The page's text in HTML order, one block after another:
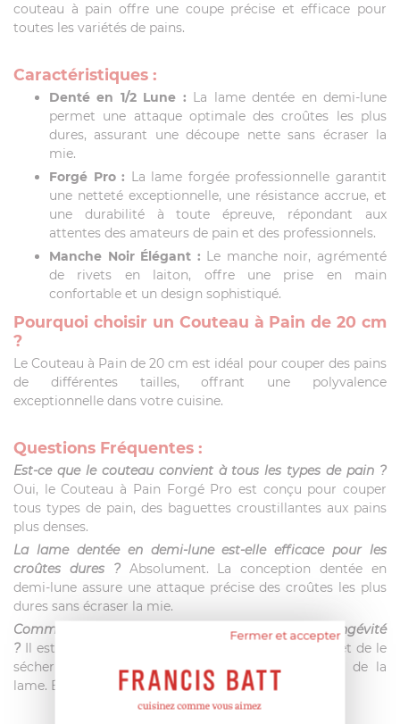
couteau à pain offre une coupe précise et efficace pour
toutes les variétés de pains.
Caractéristiques :
Denté en 1/2 Lune : La lame dentée en demi-lune
permet une attaque optimale des croûtes les plus
dures, assurant une découpe nette sans écraser la
mie.
Forgé Pro : La lame forgée professionnelle garantit
une netteté exceptionnelle, une résistance accrue, et
une durabilité à toute épreuve, répondant aux
attentes des amateurs de pain et des professionnels.
Manche Noir Élégant : Le manche noir, agrémenté
de rivets en laiton, offre une prise en main
confortable et un design sophistiqué.
Pourquoi choisir un Couteau à Pain de 20 cm
?
Le Couteau à Pain de 20 cm est idéal pour couper des pains
de différentes tailles, offrant une polyvalence
exceptionnelle dans votre cuisine.
Questions Fréquentes :
Est-ce que le couteau convient à tous les types de pain ?
Oui, le Couteau à Pain Forgé Pro est conçu pour couper
tous types de pain, des baguettes croustillantes aux pains
plus denses.
La lame dentée en demi-lune est-elle efficace pour les
croûtes dures ?Absolument. La conception dentée en
demi-lune assure une attaque précise des croûtes les plus
dures sans écraser la mie.
Comment entretenir le couteau pour assurer sa longévité
? Il est recommandé de laver le couteau à la main et de le
sécher immédiatement pour préserver la netteté de la
lame. Évitez le lave-vaisselle.
Fermer et accepter